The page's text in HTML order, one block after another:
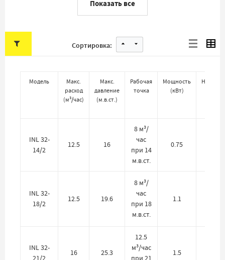
Показать все
Сортировка:
Модель
Макс.
расход
(м³/час)
Макс.
давление
(м.в.ст.)
Рабочая
точка
Мощность
(кВт)
INL 32-
14/2
12.5 16
8 м³/
час
при 14
м.в.ст.
0.75
INL 32-
18/2
12.5 19.6
8 м³/
час
при 18
м.в.ст.
1.1
INL 32-
21/2
16 25.3
12.5
м³/час
при 21
1.5